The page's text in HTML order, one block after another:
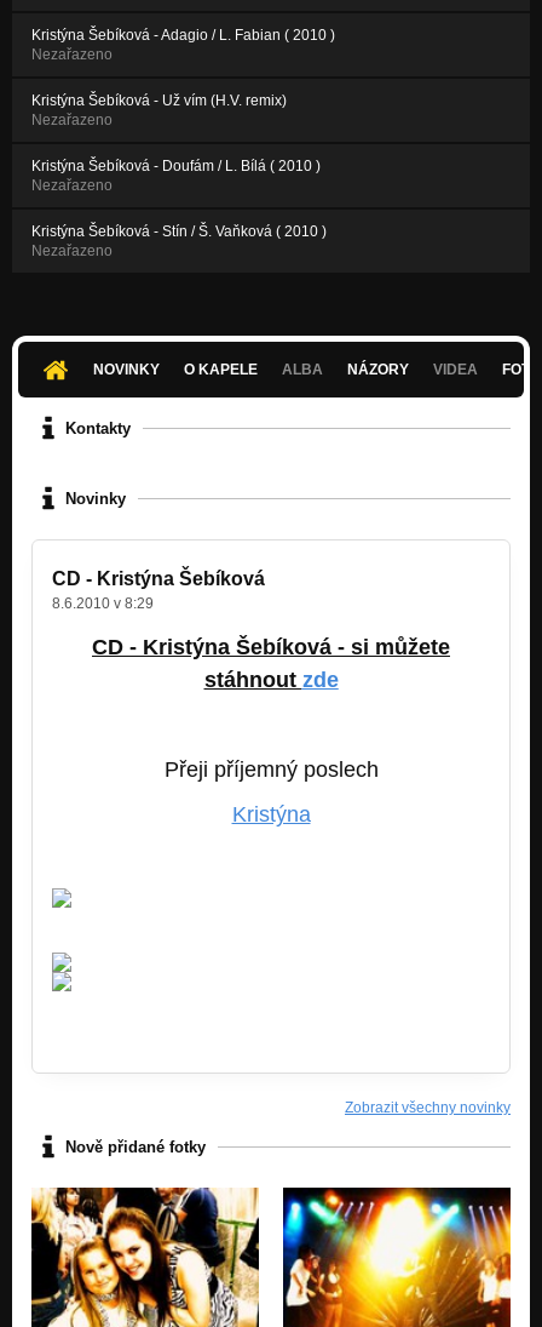
Kristýna Šebíková - Adagio / L. Fabian ( 2010 )
Nezařazeno
Kristýna Šebíková - Už vím (H.V. remix)
Nezařazeno
Kristýna Šebíková - Doufám / L. Bílá ( 2010 )
Nezařazeno
Kristýna Šebíková - Stín / Š. Vaňková ( 2010 )
Nezařazeno
NOVINKY O KAPELE ALBA NÁZORY VIDEA
Kontakty
Novinky
CD - Kristýna Šebíková
8.6.2010 v 8:29
CD - Kristýna Šebíková - si můžete
stáhnout zde
Přeji příjemný poslech
Kristýna
Zobrazit všechny novinky
Nově přidané fotky